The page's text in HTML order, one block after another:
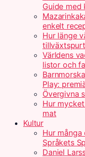
Guide med
enkelt
Hur länge
Världens
listor och
Play:
Övergivna
Hur
mat
Kultur
Hur
Språkets
Daniel